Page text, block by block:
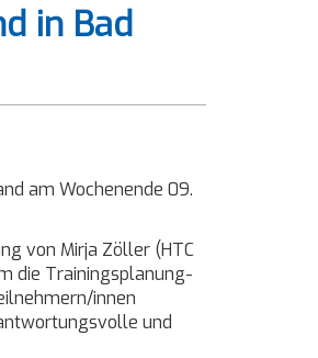
in Bad
am Wochenende 09.
von Mirja Zöller (HTC
die Trainingsplanung-
innen
und